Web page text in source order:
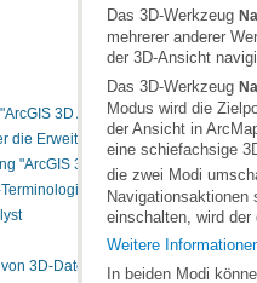
3D Analyst"?
die Erweiterung "ArcGIS 3D Analyst"
"ArcGIS 3D Analyst"
3D-Daten
Das 3D-Werkzeug
der 3D-Ansicht
Das 3D-Werkzeug
eine schiefachsige
die zwei Modi
einschalten, wird
Weitere